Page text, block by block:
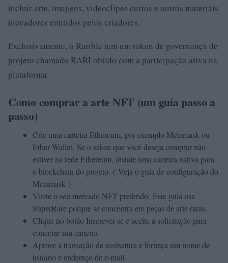
incluir arte, imagens, videoclipes curtos e outros materiais
inovadores emitidos pelos criadores.
Exclusivamente, o Rarible tem um token de governança de
projeto chamado RARI obtido com a participação ativa na
plataforma.
Como comprar a arte NFT (um guia passo a
passo)
Crie uma carteira Ethereum, por exemplo Metamask ou
Ether Wallet. Se o token que você deseja comprar não
estiver na rede Ethereum, instale uma carteira nativa para
o blockchain do projeto. ( Veja o guia de configuração do
Metamask )
Visite o seu mercado NFT preferido. Este guia usa
SuperRare porque se concentra em peças de arte raras.
Clique no botão Inscrever-se e aceite a solicitação para
conectar sua carteira.
Aprove a transação de assinatura e forneça um nome de
usuário e endereço de e-mail.